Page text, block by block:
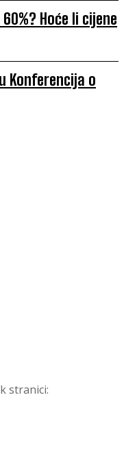
Hoće li cijene
Konferencija o
stranici: